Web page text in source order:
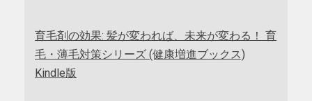
育毛剤の効果: 髪が変われば、未来が変わる！ 育
毛・薄毛対策シリーズ (健康増進ブックス)
Kindle版